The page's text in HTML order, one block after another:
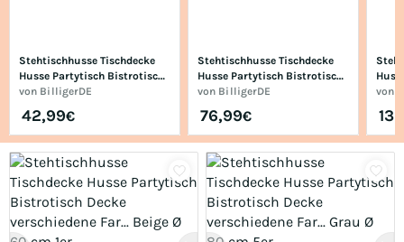
Stehtischhusse Tischdecke
Husse Partytisch Bistrotisch
Decke verschiedene Far...
von BilligerDE
42,99€
Stehtischhusse Tischdecke
Husse Partytisch Bistrotisch
Decke verschiedene Far...
von BilligerDE
76,99€
von